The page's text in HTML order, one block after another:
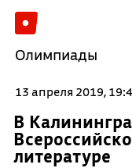
Олимпиады
13 апреля 2019,
В
литературе